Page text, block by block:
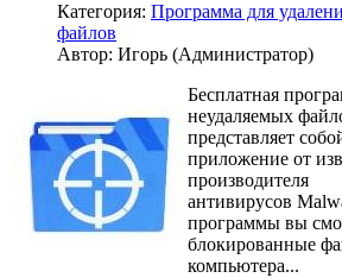
Категория: Программа для
файлов
Автор: Игорь (Администратор)
Бесплатная
неудаляемых
представляет
приложение от
производителя
антивирусов
программы вы
блокированные
компьютера...